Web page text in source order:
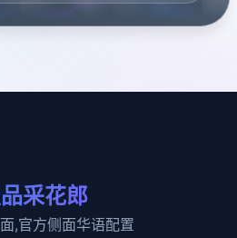
采花郎
,官方侧面华语配置